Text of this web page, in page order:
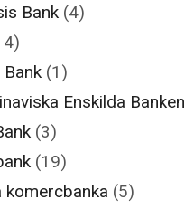
Bank (4)
Bank (1)
Enskilda Banken
(3)
(19)
komercbanka (5)